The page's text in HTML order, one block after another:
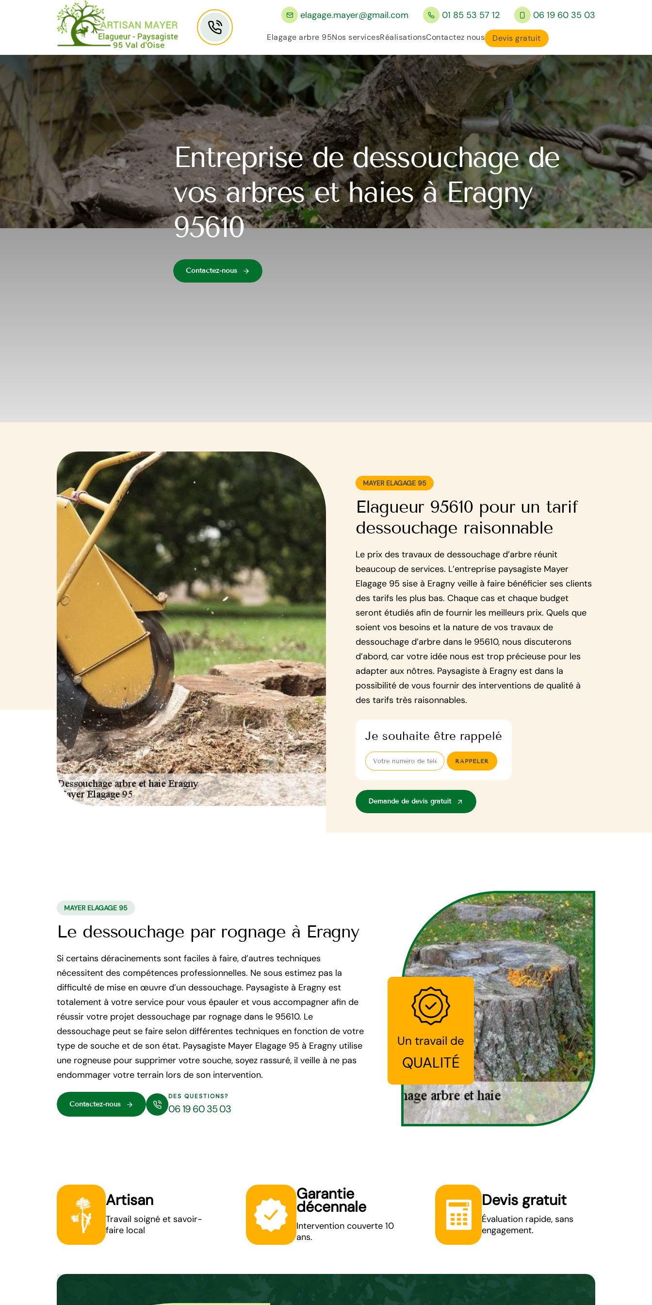
elagage.mayer@gmail.com 01 85 53 57 12 06 19 60 35 03
Elagage arbre 95Nos servicesRéalisationsContactez nous Devis gratuit
Entreprise de dessouchage de
vos arbres et haies à Eragny
95610
Contactez-nous
MAYER ELAGAGE 95
Elagueur 95610 pour un tarif
dessouchage raisonnable
Le prix des travaux de dessouchage d’arbre réunit
beaucoup de services. L’entreprise paysagiste Mayer
Elagage 95 sise à Eragny veille à faire bénéficier ses clients
des tarifs les plus bas. Chaque cas et chaque budget
seront étudiés afin de fournir les meilleurs prix. Quels que
soient vos besoins et la nature de vos travaux de
dessouchage d’arbre dans le 95610, nous discuterons
d’abord, car votre idée nous est trop précieuse pour les
adapter aux nôtres. Paysagiste à Eragny est dans la
possibilité de vous fournir des interventions de qualité à
des tarifs très raisonnables.
Je souhaite être rappelé
Demande de devis gratuit
MAYER ELAGAGE 95
Le dessouchage par rognage à Eragny
Si certains déracinements sont faciles à faire, d’autres techniques
nécessitent des compétences professionnelles. Ne sous estimez pas la
difficulté de mise en œuvre d’un dessouchage. Paysagiste à Eragny est
totalement à votre service pour vous épauler et vous accompagner afin de
réussir votre projet dessouchage par rognage dans le 95610. Le
dessouchage peut se faire selon différentes techniques en fonction de votre
type de souche et de son état. Paysagiste Mayer Elagage 95 à Eragny utilise
une rogneuse pour supprimer votre souche, soyez rassuré, il veille à ne pas
endommager votre terrain lors de son intervention.
Contactez-nous
DES QUESTIONS?
06 19 60 35 03
Un travail de
QUALITÉ
Artisan
Travail soigné et savoir-
faire local
Garantie
décennale
Intervention couverte 10
ans.
Devis gratuit
Évaluation rapide, sans
engagement.